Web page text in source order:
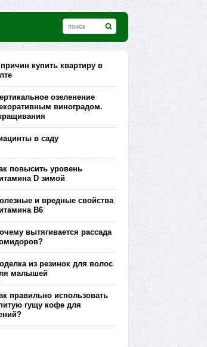
купить квартиру в
озеленение
виноградом.
в саду
повысить уровень
D зимой
и вредные свойства
В6
вытягивается рассада
из резинок для волос
малышей
правильно использовать
гущу кофе для